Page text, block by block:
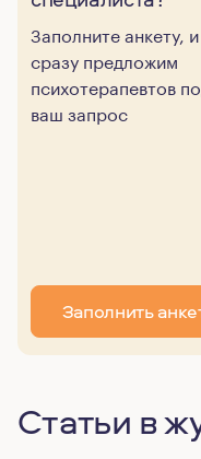
Заполните анкету,
сразу предложим
психотерапевтов
ваш запрос
Заполнить
Статьи в